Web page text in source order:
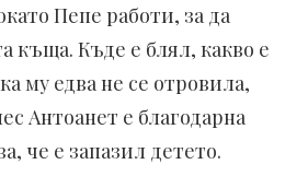
Пепе работи, за да
къща. Къде е блял, какво е
му едва не се отровила,
Антоанет е благодарна
че е запазил детето.